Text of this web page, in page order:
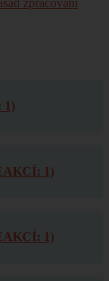
zpracování
1)
1)
1)